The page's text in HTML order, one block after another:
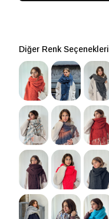
Diğer Renk Seçenekleri